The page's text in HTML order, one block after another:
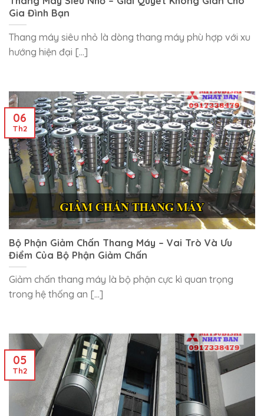
Gia Đình Bạn
Thang máy siêu nhỏ là dòng thang máy phù hợp với xu
hướng hiện đại [...]
Bộ Phận Giảm Chấn Thang Máy – Vai Trò Và Ưu
Điểm Của Bộ Phận Giảm Chấn
Giảm chấn thang máy là bộ phận cực kì quan trọng
trong hệ thống an [...]
06
Th2
05
Th2